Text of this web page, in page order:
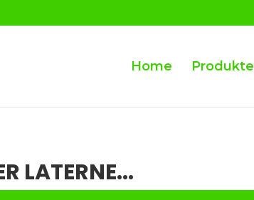
Home Produkte
LATERNE...